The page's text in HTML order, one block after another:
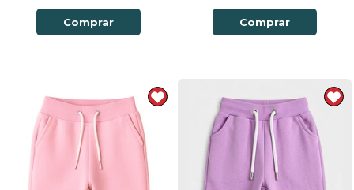
Comprar Comprar